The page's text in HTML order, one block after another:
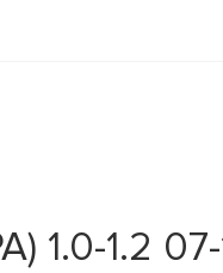
1.2 07-